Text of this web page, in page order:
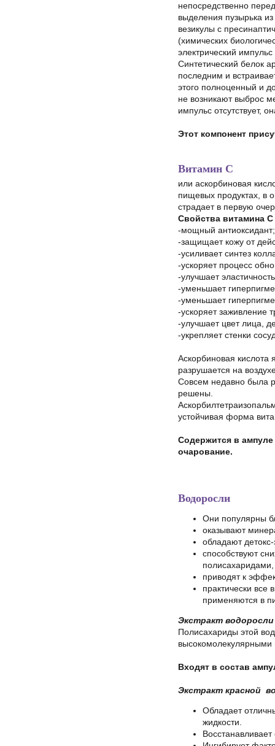
непосредственно
выделения пузырька
везикулы с
(химических
электрический
Синтетический белок
последним и
этого полноценный и
не возникают выброс
импульс отсутствует,
Этот компонент
Витамин С
или аскорбиновая
пищевых продуктах, в
страдает в первую
Свойства витамина
-мощный антиоксидант;
-защищает кожу от
-усиливает синтез
-ускоряет процесс
-улучшает
-уменьшает
-уменьшает
-ускоряет заживление
-улучшает цвет лица,
-укрепляет стенки
Аскорбиновая
разрушается на
Совсем недавно была
решены.
устойчивая форма
Содержится в
очарование.
Водоросли
Они популярны
оказывают
обладают
способствуют
приводят к
практически все
применяются в
Экстракт
Полисахариды этой
Входят в состав
Экстракт красной
Обладает
жидкости.